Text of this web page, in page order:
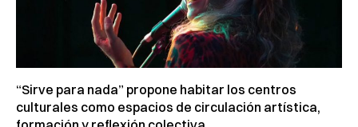
“Sirve para nada” propone habitar los centros
culturales como espacios de circulación artística,